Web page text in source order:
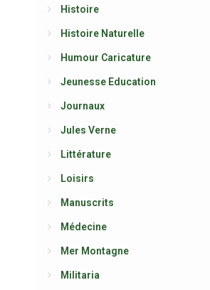
Histoire
Histoire Naturelle
Humour Caricature
Jeunesse Education
Journaux
Jules Verne
Littérature
Loisirs
Manuscrits
Médecine
Mer Montagne
Militaria